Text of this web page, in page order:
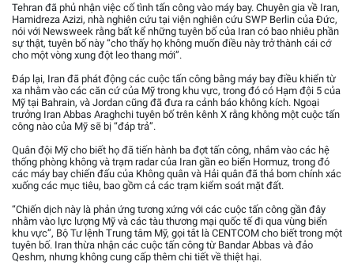
Tehran đã phủ nhận việc cố tình tấn công vào máy bay. Chuyên gia về Iran,
Hamidreza Azizi, nhà nghiên cứu tại viện nghiên cứu SWP Berlin của Đức,
nói với Newsweek rằng bất kể những tuyên bố của Iran có bao nhiêu phần
sự thật, tuyên bố này “cho thấy họ không muốn điều này trở thành cái cớ
cho một vòng xung đột leo thang mới”.
Đáp lại, Iran đã phát động các cuộc tấn công bằng máy bay điều khiển từ
xa nhằm vào các căn cứ của Mỹ trong khu vực, trong đó có Hạm đội 5 của
Mỹ tại Bahrain, và Jordan cũng đã đưa ra cảnh báo không kích. Ngoại
trưởng Iran Abbas Araghchi tuyên bố trên kênh X rằng không một cuộc tấn
công nào của Mỹ sẽ bị “đáp trả”.
Quân đội Mỹ cho biết họ đã tiến hành ba đợt tấn công, nhắm vào các hệ
thống phòng không và trạm radar của Iran gần eo biển Hormuz, trong đó
các máy bay chiến đấu của Không quân và Hải quân đã thả bom chính xác
xuống các mục tiêu, bao gồm cả các trạm kiểm soát mặt đất.
“Chiến dịch này là phản ứng tương xứng với các cuộc tấn công gần đây
nhằm vào lực lượng Mỹ và các tàu thương mại quốc tế đi qua vùng biển
khu vực”, Bộ Tư lệnh Trung tâm Mỹ, gọi tắt là CENTCOM cho biết trong một
tuyên bố. Iran thừa nhận các cuộc tấn công từ Bandar Abbas và đảo
Qeshm, nhưng không cung cấp thêm chi tiết về thiệt hại.